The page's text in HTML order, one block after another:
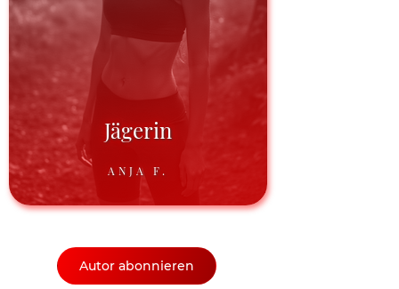
Jägerin
ANJA F.
Autor abonnieren